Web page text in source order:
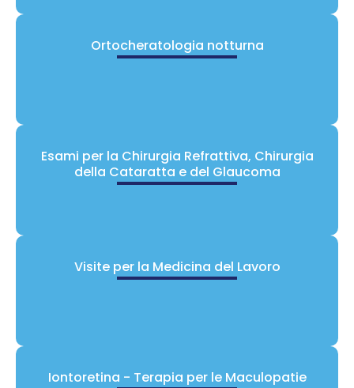
Ortocheratologia notturna
Esami per la Chirurgia Refrattiva, Chirurgia
della Cataratta e del Glaucoma
Visite per la Medicina del Lavoro
Iontoretina - Terapia per le Maculopatie